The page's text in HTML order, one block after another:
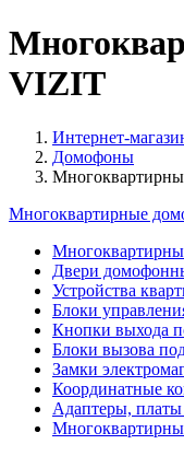
VIZIT
Интернет-
Домофоны
Многоквартирные
Двери
Устройства
Блоки
Кнопки выхода
Блоки вызова
Замки
Координатные
Адаптеры,